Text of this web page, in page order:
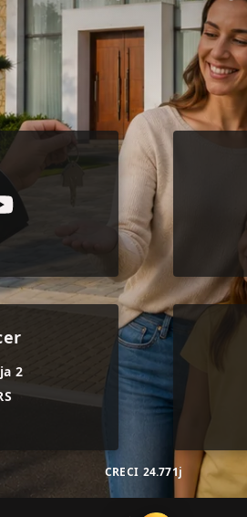
2
CRECI 24.771j